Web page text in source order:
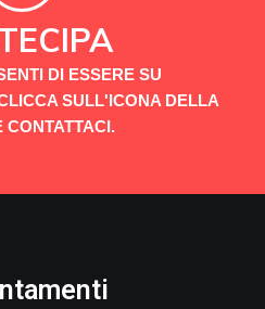
DI ESSERE SU
SULL'ICONA DELLA
CONTATTACI.